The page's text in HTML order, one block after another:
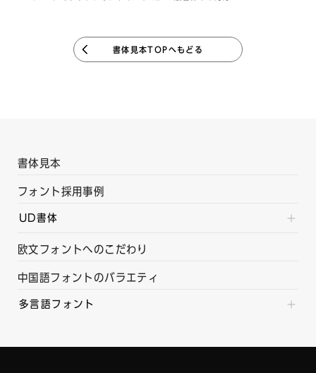
書体見本TOPへもどる
書体見本
フォント採用事例
UD書体
欧文フォントへのこだわり
中国語フォントのバラエティ
多言語フォント